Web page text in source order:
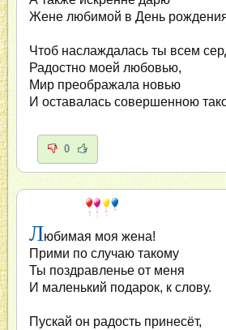
Жене любимой в День
Чтоб наслаждалась ты всем
Радостно моей любовью,
Мир преображала новью
И оставалась совершенною
0
Любимая моя жена!
Прими по случаю такому
Ты поздравленье от меня
И маленький подарок, к слову.
Пускай он радость принесёт,